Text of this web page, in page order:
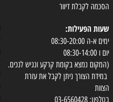
הסכמה לקבלת דיוור
שעות הפעילות:
ימים א-ה 08:30-20:00
יום ו 08:30-14:00
(המקום נמצא בקומת קרקע ונגיש לנכים.
במידת הצורך ניתן לקבל את עזרת
הצוות
בטלפון: 03-6560428